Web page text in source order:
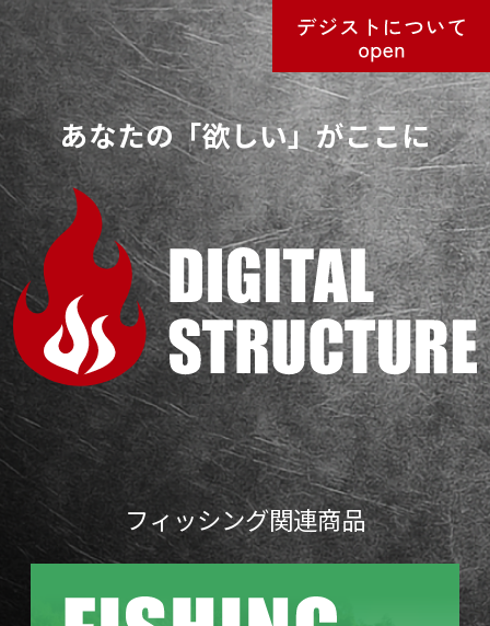
あなたの「欲しい」がここに
フィッシング関連商品